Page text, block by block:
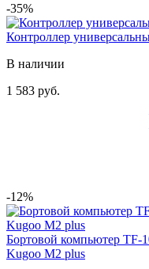
-35%
Контроллер
В наличии
1 583 руб.
-12%
Бортовой компьютер TF-
Kugoo M2 plus